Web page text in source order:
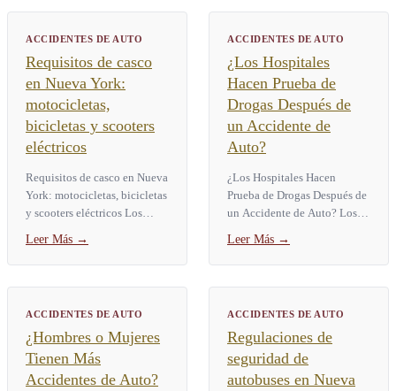
ACCIDENTES DE AUTO
Requisitos de casco
en Nueva York:
motocicletas,
bicicletas y scooters
eléctricos
Requisitos de casco en Nueva
York: motocicletas, bicicletas
y scooters eléctricos Los
York dependen de qué
maneja usted y de su...
Leer Más →
ACCIDENTES DE AUTO
¿Los Hospitales
Hacen Prueba de
Drogas Después de
un Accidente de
Auto?
¿Los Hospitales Hacen
Prueba de Drogas Después de
un Accidente de Auto? Los
prueba de drogas de forma
automática a cada paciente
de...
Leer Más →
ACCIDENTES DE AUTO
¿Hombres o Mujeres
Tienen Más
Accidentes de Auto?
ACCIDENTES DE AUTO
Regulaciones de
seguridad de
autobuses en Nueva